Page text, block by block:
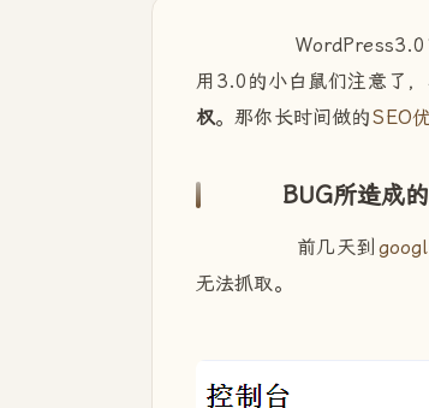
WordPress3.01应
用3.0的小白鼠们注意了
权。那你长时间做的SEO
BUG所造成的
前几天到 googl
无法抓取。